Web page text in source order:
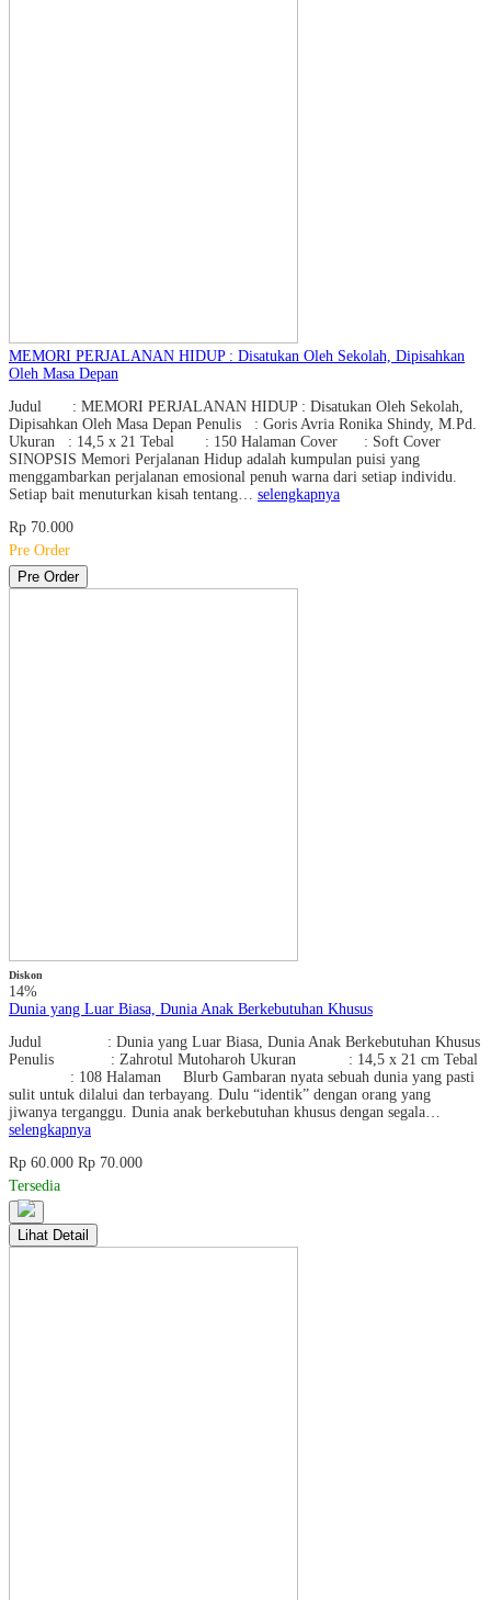
MEMORI PERJALANAN HIDUP : Disatukan Oleh Sekolah, Dipisahkan
Oleh Masa Depan
Judul : MEMORI PERJALANAN HIDUP : Disatukan Oleh Sekolah,
Dipisahkan Oleh Masa Depan Penulis : Goris Avria Ronika Shindy, M.Pd.
Ukuran : 14,5 x 21 Tebal : 150 Halaman Cover : Soft Cover
SINOPSIS Memori Perjalanan Hidup adalah kumpulan puisi yang
menggambarkan perjalanan emosional penuh warna dari setiap individu.
Setiap bait menuturkan kisah tentang… selengkapnya
Rp 70.000
Pre Order
Pre Order
Diskon
14%
Dunia yang Luar Biasa, Dunia Anak Berkebutuhan Khusus
Judul : Dunia yang Luar Biasa, Dunia Anak Berkebutuhan Khusus
Penulis : Zahrotul Mutoharoh Ukuran : 14,5 x 21 cm Tebal
: 108 Halaman Blurb Gambaran nyata sebuah dunia yang pasti
sulit untuk dilalui dan terbayang. Dulu “identik” dengan orang yang
jiwanya terganggu. Dunia anak berkebutuhan khusus dengan segala…
selengkapnya
Rp 60.000 Rp 70.000
Tersedia
Lihat Detail